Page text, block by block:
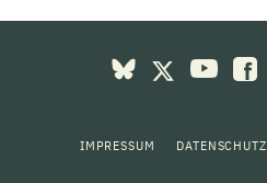
IMPRESSUM DATENSCHUTZ